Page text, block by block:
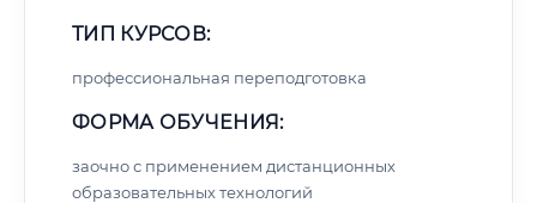
ТИП КУРСОВ:
профессиональная переподготовка
ФОРМА ОБУЧЕНИЯ:
заочно с применением дистанционных
образовательных технологий